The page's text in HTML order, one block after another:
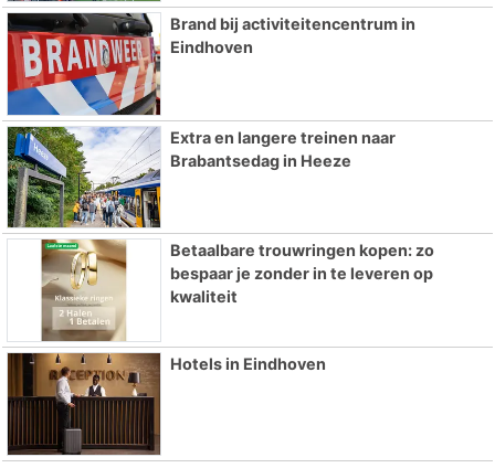
Brand bij activiteitencentrum in
Eindhoven
Extra en langere treinen naar
Brabantsedag in Heeze
Betaalbare trouwringen kopen: zo
bespaar je zonder in te leveren op
kwaliteit
Hotels in Eindhoven